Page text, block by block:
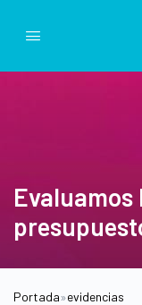
Portada»evidencias